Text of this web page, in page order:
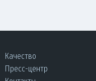
Качество
Пресс-центр